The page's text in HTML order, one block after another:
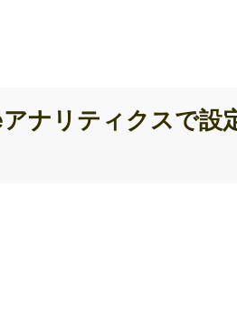
アナリティクスで設